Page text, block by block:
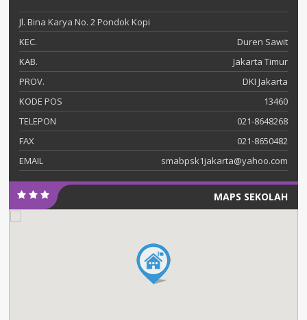
Jl. Bina Karya No. 2 Pondok Kopi
KEC.
Duren Sawit
KAB.
Jakarta Timur
PROV.
DKI Jakarta
KODE POS
13460
TELEPON
021-8648268
FAX
021-8650482
EMAIL
smabpsk1jakarta@yahoo.com
MAPS SEKOLAH